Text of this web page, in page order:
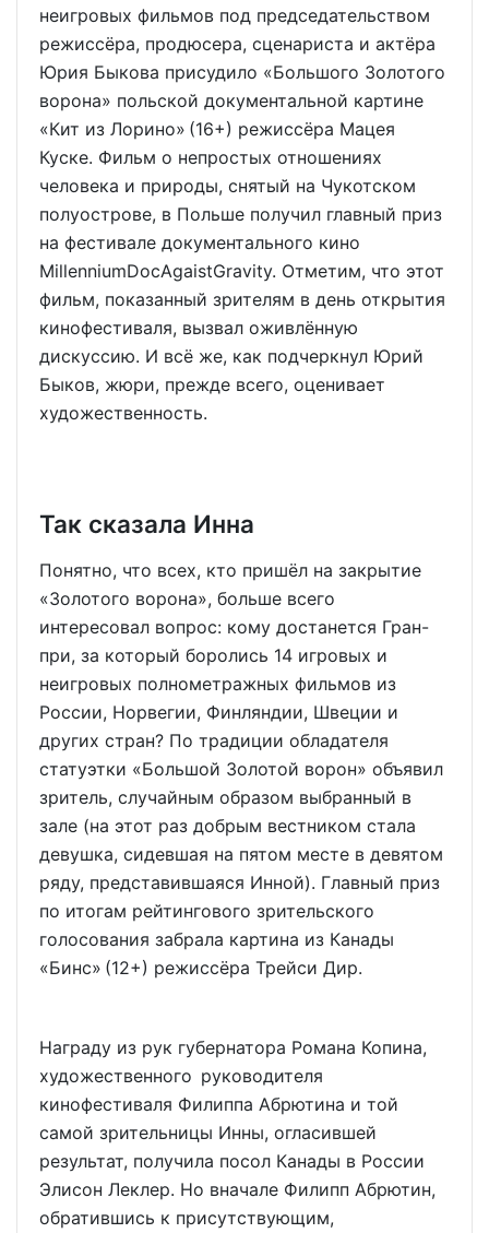
неигровых фильмов под председательством
режиссёра, продюсера, сценариста и актёра
Юрия Быкова присудило «Большого Золотого
ворона» польской документальной картине
«Кит из Лорино» (16+) режиссёра Мацея
Куске. Фильм о непростых отношениях
человека и природы, снятый на Чукотском
полуострове, в Польше получил главный приз
на фестивале документального кино
MillenniumDocAgaistGravity. Отметим, что этот
фильм, показанный зрителям в день открытия
кинофестиваля, вызвал оживлённую
дискуссию. И всё же, как подчеркнул Юрий
Быков, жюри, прежде всего, оценивает
художественность.
Так сказала Инна
Понятно, что всех, кто пришёл на закрытие
«Золотого ворона», больше всего
интересовал вопрос: кому достанется Гран-
при, за который боролись 14 игровых и
неигровых полнометражных фильмов из
России, Норвегии, Финляндии, Швеции и
других стран? По традиции обладателя
статуэтки «Большой Золотой ворон» объявил
зритель, случайным образом выбранный в
зале (на этот раз добрым вестником стала
девушка, сидевшая на пятом месте в девятом
ряду, представившаяся Инной). Главный приз
по итогам рейтингового зрительского
голосования забрала картина из Канады
«Бинс» (12+) режиссёра Трейси Дир.
Награду из рук губернатора Романа Копина,
художественного руководителя
кинофестиваля Филиппа Абрютина и той
самой зрительницы Инны, огласившей
результат, получила посол Канады в России
Элисон Леклер. Но вначале Филипп Абрютин,
обратившись к присутствующим,